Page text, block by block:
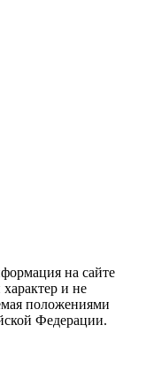
на сайте
и не
положениями
Федерации.